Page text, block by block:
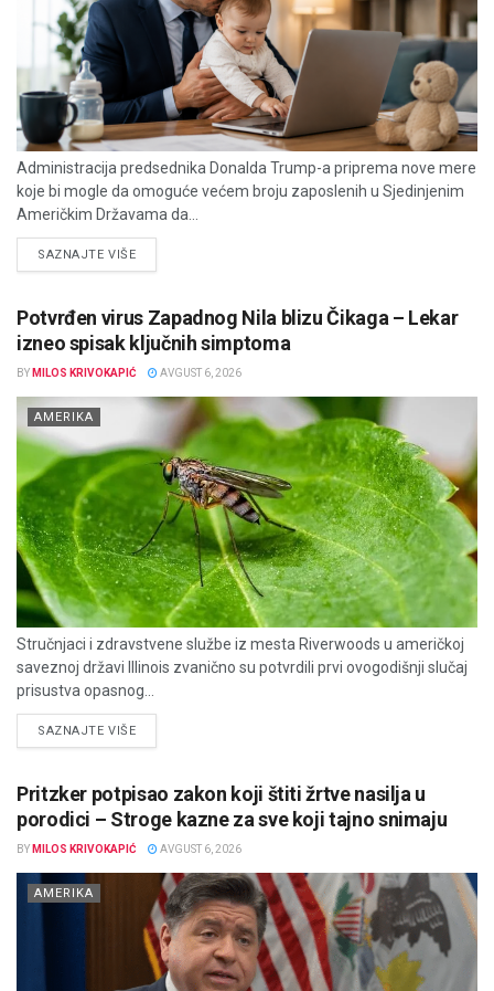
Administracija predsednika Donalda Trump-a priprema nove mere
koje bi mogle da omoguće većem broju zaposlenih u Sjedinjenim
Američkim Državama da...
SAZNAJTE VIŠEDETAILS
Potvrđen virus Zapadnog Nila blizu Čikaga – Lekar
izneo spisak ključnih simptoma
BY MILOS KRIVOKAPIĆ AVGUST 6, 2026
AMERIKA
Stručnjaci i zdravstvene službe iz mesta Riverwoods u američkoj
saveznoj državi Illinois zvanično su potvrdili prvi ovogodišnji slučaj
prisustva opasnog...
SAZNAJTE VIŠEDETAILS
Pritzker potpisao zakon koji štiti žrtve nasilja u
porodici – Stroge kazne za sve koji tajno snimaju
BY MILOS KRIVOKAPIĆ AVGUST 6, 2026
AMERIKA